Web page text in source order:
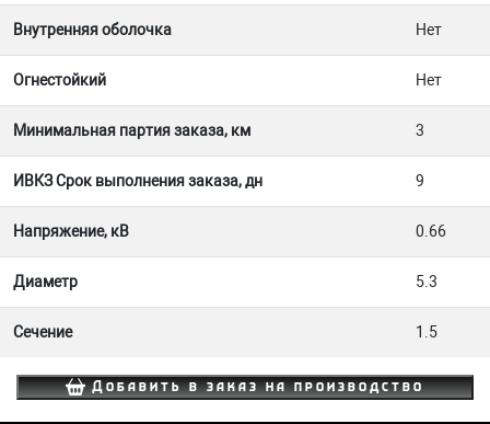
Внутренняя оболочка Нет
Огнестойкий Нет
Минимальная партия заказа, км 3
ИВКЗ Срок выполнения заказа, дн 9
Напряжение, кВ 0.66
Диаметр 5.3
Сечение 1.5
Добавить в заказ на производство